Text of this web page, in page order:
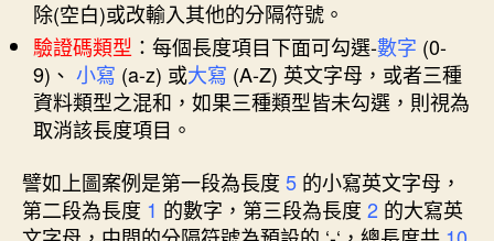
除(空白)或改輸入其他的分隔符號。
驗證碼類型 ：每個長度項目下面可勾選-數字 (0-
9)、 小寫 (a-z) 或大寫 (A-Z) 英文字母，或者三種
資料類型之混和，如果三種類型皆未勾選，則視為
取消該長度項目。
譬如上圖案例是第一段為長度 5 的小寫英文字母，
第二段為長度 1 的數字，第三段為長度 2 的大寫英